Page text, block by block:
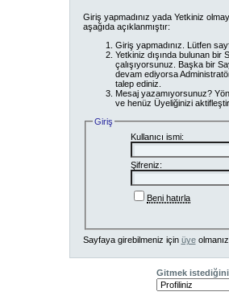
Giriş yapmadınız yada Yetkiniz
aşağıda açıklanmıştır:
Giriş yapmadınız. Lütfen
Yetkiniz dışında bulunan
çalışıyorsunuz. Başka bir
devam ediyorsa
talep ediniz.
Mesaj yazamıyorsunuz?
ve henüz Üyeliğinizi
Giriş
Kullanıcı ismi:
Şifreniz:
Beni hatırla
Sayfaya girebilmeniz için üye
Gitmek